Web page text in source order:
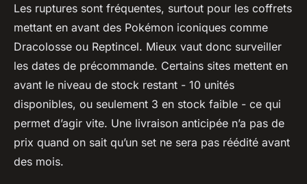
Les ruptures sont fréquentes, surtout pour les coffrets
mettant en avant des Pokémon iconiques comme
Dracolosse ou Reptincel. Mieux vaut donc surveiller
les dates de précommande. Certains sites mettent en
avant le niveau de stock restant - 10 unités
disponibles, ou seulement 3 en stock faible - ce qui
permet d’agir vite. Une livraison anticipée n’a pas de
prix quand on sait qu’un set ne sera pas réédité avant
des mois.